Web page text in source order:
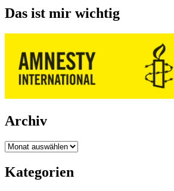
Das ist mir wichtig
Archiv
Archiv
Kategorien